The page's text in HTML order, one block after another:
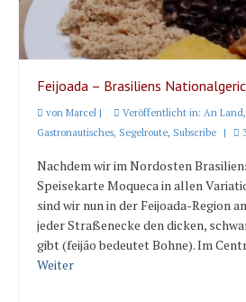
Mittelmeer 2010-2013
Bordbibliothek
Abonnieren
Yachtüberführung weltweit
Feijoada – Brasiliens
von Marcel | Veröffentlicht in: An Land,
Gastronautisches, Segelroute, Subscribe |
Nachdem wir im Nordosten
Speisekarte Moqueca in allen
sind wir nun in der Feijoada-Region
jeder Straßenecke den dicken,
gibt (feijão bedeutet Bohne). Im
Weiter